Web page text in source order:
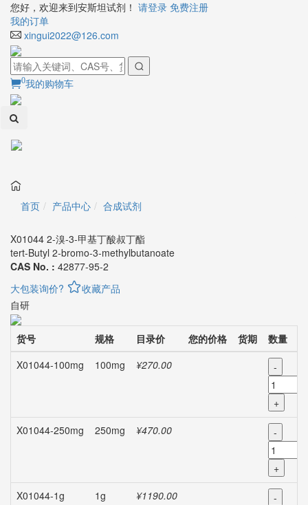
您好，欢迎来到安斯坦试剂！ 请登录 免费注册
我的订单
xingui2022@126.com
0我的购物车
首页 产品中心 合成试剂
X01044 2-溴-3-甲基丁酸叔丁酯
tert-Butyl 2-bromo-3-methylbutanoate
CAS No. : 42877-95-2
大包装询价?
收藏产品
自研
货号 规格 目录价 您的价格 货期
数量
X01044-100mg
100mg ¥270.00 -
+
X01044-250mg
250mg ¥470.00 -
+
X01044-1g
1g ¥1190.00 -